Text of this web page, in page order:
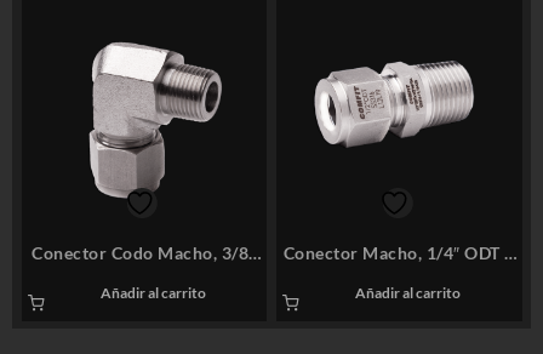
Conector Codo Macho, 3/8″
COMFIT P/N: 6CMED-6N
Añadir al carrito
Conector Macho, 1/4″ ODT x
P/N: 4CMCD-4N
Añadir al carrito